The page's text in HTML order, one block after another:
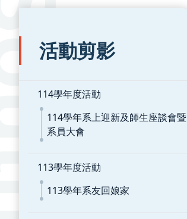
:::
活動剪影
114學年度活動
114學年系上迎新及師生座談會暨
系員大會
113學年度活動
113學年系友回娘家